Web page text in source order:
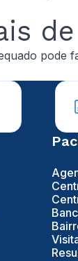
pode